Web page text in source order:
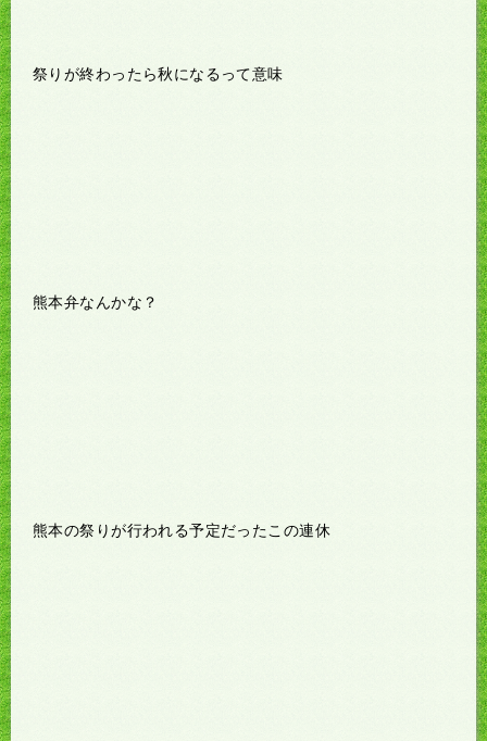
祭りが終わったら秋になるって意味
熊本弁なんかな？
熊本の祭りが行われる予定だったこの連休